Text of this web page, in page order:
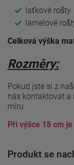
laťkové rošty
lamelové
Celková výška
Rozměry:
Pokud jste si z
nás kontaktovat a
míru.
Při výšce 18 cm
Produkt se